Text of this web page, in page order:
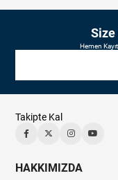
Size
Hemen
Takipte Kal
HAKKIMIZDA